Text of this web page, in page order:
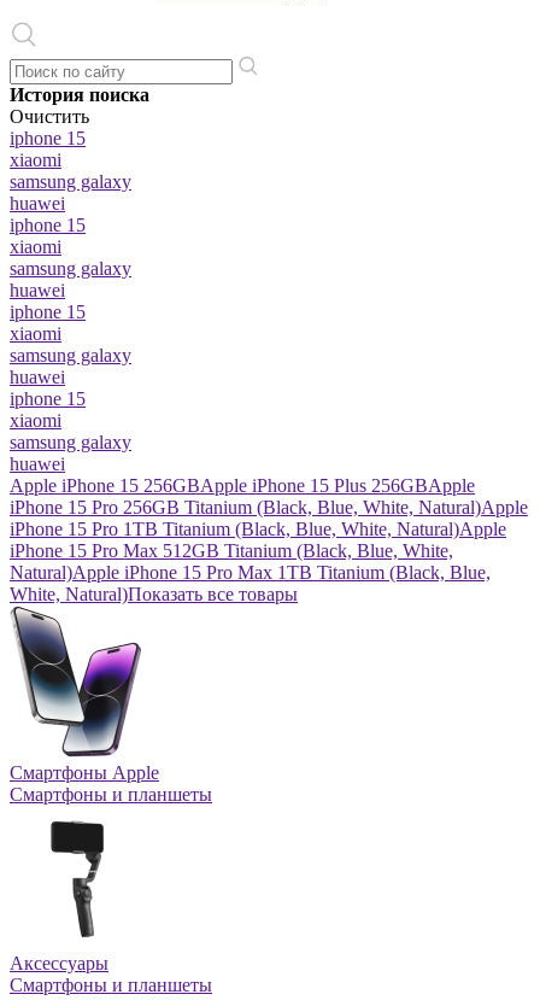
История поиска
Очистить
iphone 15
xiaomi
samsung galaxy
huawei
iphone 15
xiaomi
samsung galaxy
huawei
iphone 15
xiaomi
samsung galaxy
huawei
iphone 15
xiaomi
samsung galaxy
huawei
Apple iPhone 15 256GBApple iPhone 15 Plus 256GBApple
iPhone 15 Pro 256GB Titanium (Black, Blue, White, Natural)Apple
iPhone 15 Pro 1TB Titanium (Black, Blue, White, Natural)Apple
iPhone 15 Pro Max 512GB Titanium (Black, Blue, White,
Natural)Apple iPhone 15 Pro Max 1TB Titanium (Black, Blue,
White, Natural)Показать все товары
Смартфоны Apple
Смартфоны и планшеты
Аксессуары
Смартфоны и планшеты